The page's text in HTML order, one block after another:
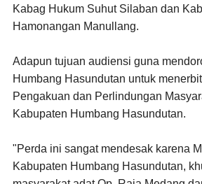
Kabag Hukum Suhut Silaban dan
Hamonangan Manullang.
Adapun tujuan audiensi guna
Humbang Hasundutan untuk
Pengakuan dan Perlindungan
Kabupaten Humbang Hasundutan.
"Perda ini sangat mendesak karena
Kabupaten Humbang Hasundutan,